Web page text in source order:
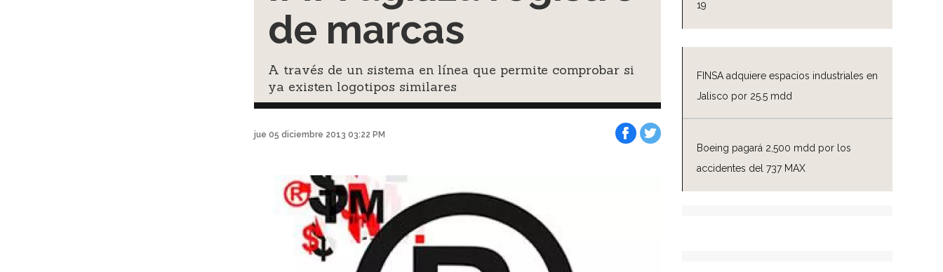
19
FINSA adquiere espacios industriales en
Jalisco por 25.5 mdd
Boeing pagará 2,500 mdd por los
accidentes del 737 MAX
de marcas
A través de un sistema en línea que permite comprobar si
ya existen logotipos similares
jue 05 diciembre 2013 03:22 PM